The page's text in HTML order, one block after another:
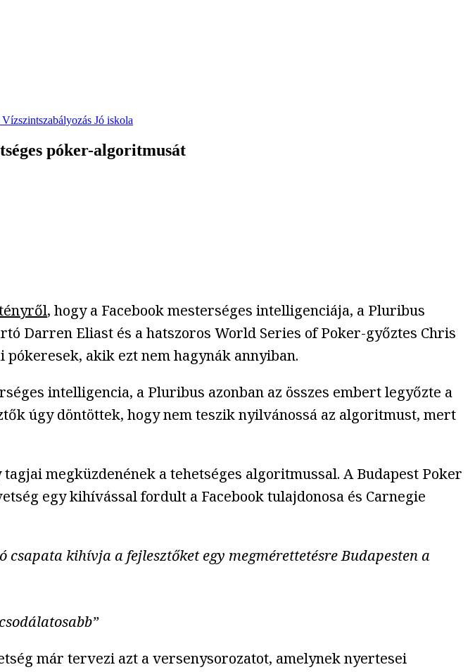
Vízszintszabályozás Jó iskola
póker-algoritmusát
, hogy a Facebook mesterséges intelligenciája, a Pluribus
Darren Eliast és a hatszoros World Series of Poker-győztes Chris
pókeresek, akik ezt nem hagynák annyiban.
intelligencia, a Pluribus azonban az összes embert legyőzte a
úgy döntöttek, hogy nem teszik nyilvánossá az algoritmust, mert
megküzdenének a tehetséges algoritmussal. A Budapest Poker
egy kihívással fordult a Facebook tulajdonosa és Carnegie
kihívja a fejlesztőket egy megmérettetésre Budapesten a
már tervezi azt a versenysorozatot, amelynek nyertesei